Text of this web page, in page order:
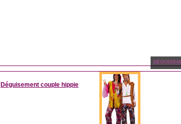
Déguisement couple hippie